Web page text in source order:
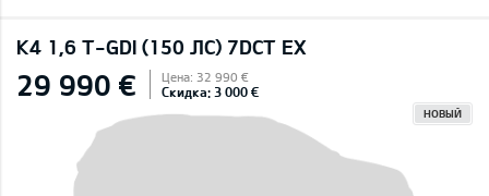
K4 1,6 T-GDI (150 ЛС) 7DCT EX
29 990 € Цена: 32 990 €
Скидка: 3 000 €
НОВЫЙ